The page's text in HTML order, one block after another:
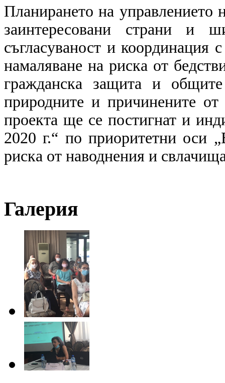
Планирането на управлението
заинтересовани страни и
съгласуваност и координация
намаляване на риска от
гражданска защита и
природните и причинените
проекта ще се постигнат и
2020 г.“ по приоритетни оси
риска от наводнения и
Галерия